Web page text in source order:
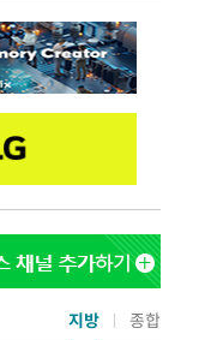
지방 종합